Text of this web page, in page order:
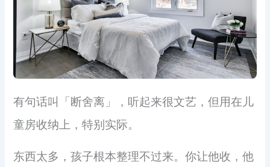
有句话叫「断舍离」，听起来很文艺，但用在儿
童房收纳上，特别实际。
东西太多，孩子根本整理不过来。你让他收，他